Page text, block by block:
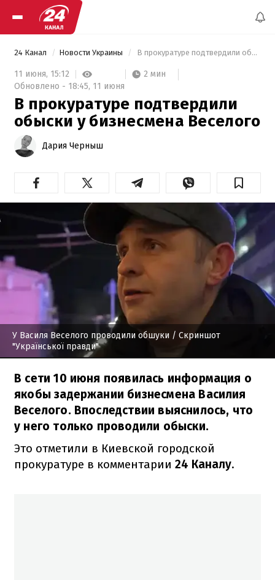
24 Канал Новости Украины В прокуратуре подтвердили обыски у бизнесмена Веселого
11 июня, 15:12
2 мин
Обновлено - 18:45, 11 июня
В прокуратуре подтвердили
обыски у бизнесмена Веселого
Дария Черныш
У Василя Веселого проводили обшуки / Скриншот
"Української правди"
В сети 10 июня появилась информация о
якобы задержании бизнесмена Василия
Веселого. Впоследствии выяснилось, что
у него только проводили обыски.
Это отметили в Киевской городской
прокуратуре в комментарии 24 Каналу.